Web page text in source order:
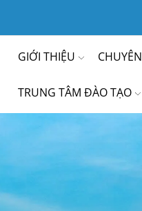
GIỚI THIỆU
TRUNG TÂM ĐÀO TẠO